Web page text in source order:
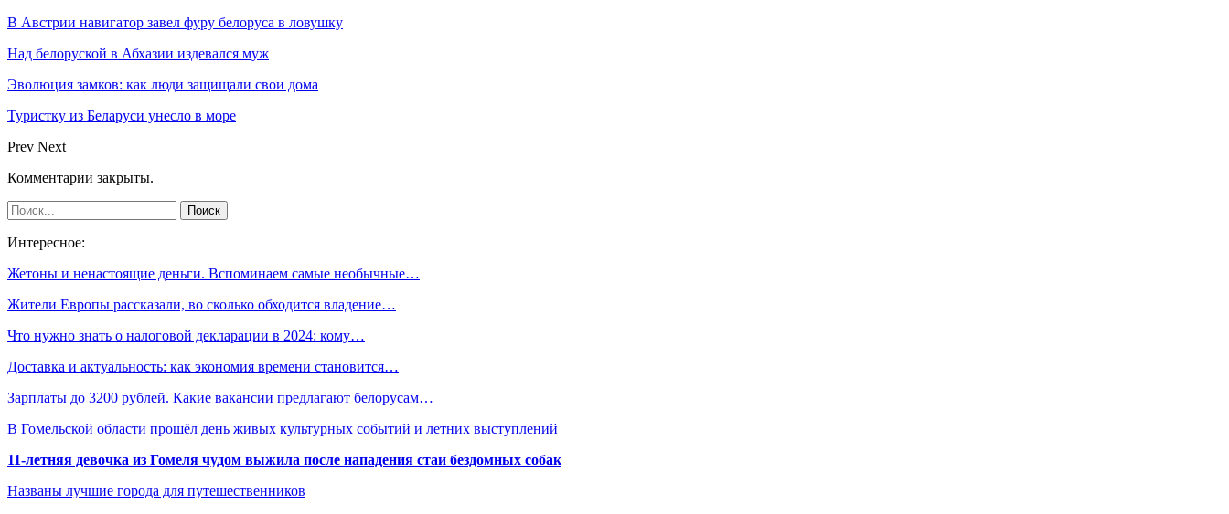
В Австрии навигатор завел фуру белоруса в ловушку
Над белоруской в Абхазии издевался муж
Эволюция замков: как люди защищали свои дома
Туристку из Беларуси унесло в море
Prev Next
Комментарии закрыты.
Интересное:
Жетоны и ненастоящие деньги. Вспоминаем самые необычные…
Жители Европы рассказали, во сколько обходится владение…
Что нужно знать о налоговой декларации в 2024: кому…
Доставка и актуальность: как экономия времени становится…
Зарплаты до 3200 рублей. Какие вакансии предлагают белорусам…
В Гомельской области прошёл день живых культурных событий и летних выступлений
11-летняя девочка из Гомеля чудом выжила после нападения стаи бездомных собак
Названы лучшие города для путешественников